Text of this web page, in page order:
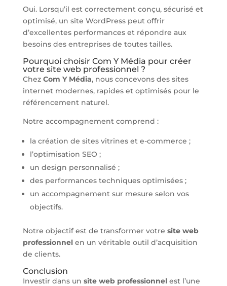
Oui. Lorsqu’il est correctement conçu, sécurisé et
optimisé, un site WordPress peut offrir
d’excellentes performances et répondre aux
besoins des entreprises de toutes tailles.
Pourquoi choisir Com Y Média pour créer
votre site web professionnel ?
Chez Com Y Média, nous concevons des sites
internet modernes, rapides et optimisés pour le
référencement naturel.
Notre accompagnement comprend :
la création de sites vitrines et e-commerce ;
l’optimisation SEO ;
un design personnalisé ;
des performances techniques optimisées ;
un accompagnement sur mesure selon vos
objectifs.
Notre objectif est de transformer votre site web
professionnelen un véritable outil d’acquisition
de clients.
Conclusion
Investir dans un site web professionnelest l’une